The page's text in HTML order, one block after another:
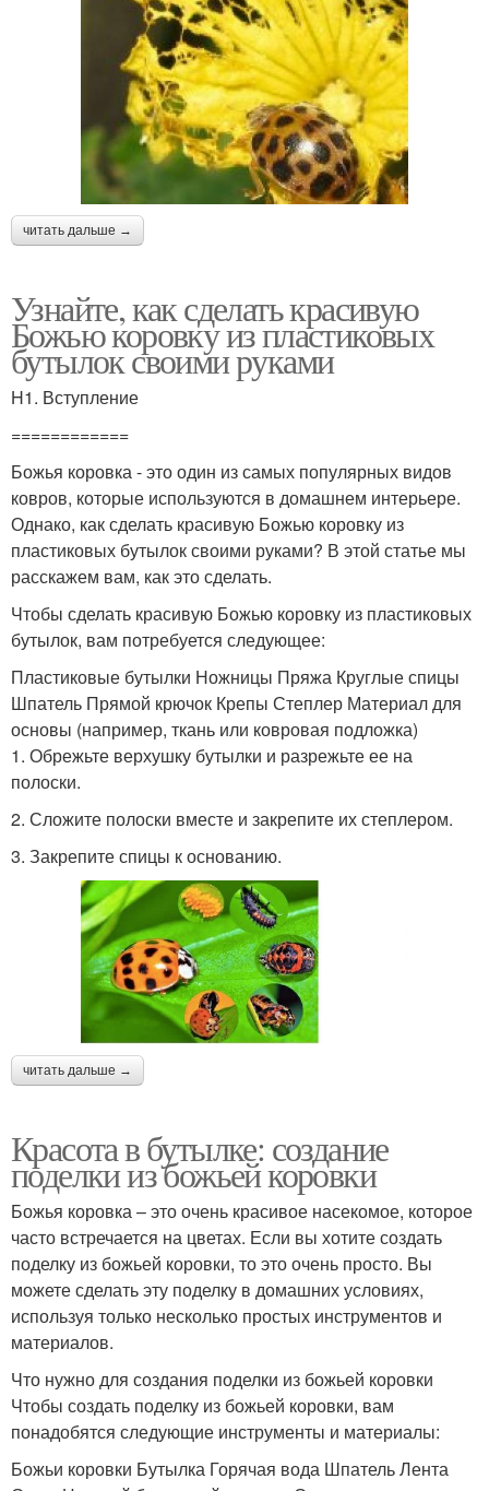
читать дальше →
Узнайте, как сделать красивую
Божью коровку из пластиковых
бутылок своими руками
H1. Вступление
============
Божья коровка - это один из самых популярных видов
ковров, которые используются в домашнем интерьере.
Однако, как сделать красивую Божью коровку из
пластиковых бутылок своими руками? В этой статье мы
расскажем вам, как это сделать.
Чтобы сделать красивую Божью коровку из пластиковых
бутылок, вам потребуется следующее:
Пластиковые бутылки Ножницы Пряжа Круглые спицы
Шпатель Прямой крючок Крепы Степлер Материал для
основы (например, ткань или ковровая подложка)
1. Обрежьте верхушку бутылки и разрежьте ее на
полоски.
2. Сложите полоски вместе и закрепите их степлером.
3. Закрепите спицы к основанию.
читать дальше →
Красота в бутылке: создание
поделки из божьей коровки
Божья коровка – это очень красивое насекомое, которое
часто встречается на цветах. Если вы хотите создать
поделку из божьей коровки, то это очень просто. Вы
можете сделать эту поделку в домашних условиях,
используя только несколько простых инструментов и
материалов.
Что нужно для создания поделки из божьей коровки
Чтобы создать поделку из божьей коровки, вам
понадобятся следующие инструменты и материалы:
Божьи коровки Бутылка Горячая вода Шпатель Лента